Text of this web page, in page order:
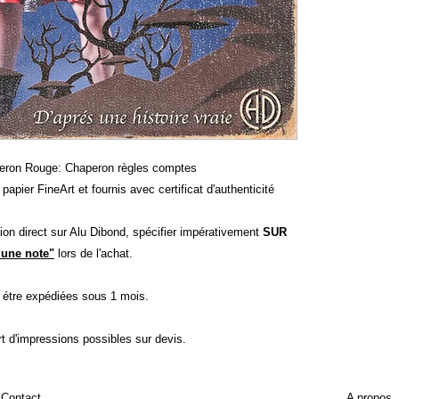
Rouge: Chaperon règles comptes
FineArt et fournis avec certificat d'authenticité
direct sur Alu Dibond, spécifier impérativement SUR
note" lors de l'achat.
expédiées sous 1 mois.
d'impressions possibles sur devis.